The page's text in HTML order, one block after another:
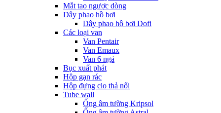
Mắt tạo ngược dòng
Dây phao hồ bơi
Dây phao hồ bơi Dofi
Các loại van
Van Pentair
Van Emaux
Van 6 ngả
Bục xuất phát
Hộp gạn rác
Hộp đựng clo thả nổi
Tube wall
Ống âm tường Kripsol